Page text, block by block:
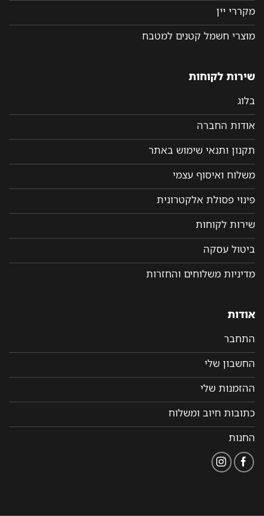
מקררי יין
מוצרי חשמל קטנים למטבח
שירות לקוחות
בלוג
אודות החברה
תקנון ותנאי שימוש באתר
משלוח ואיסוף עצמי
פינוי פסולת אלקטרונית
שירות לקוחות
ביטול עסקה
מדיניות משלוחים והחזרות
אודות
התחבר
החשבון שלי
ההזמנות שלי
כתובות חיוב ומשלוח
החנות